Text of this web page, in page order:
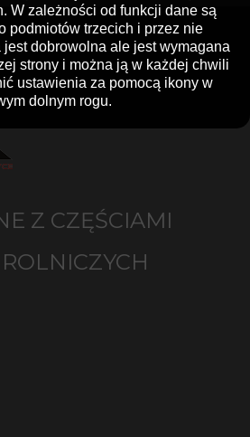
Z CZĘŚCIAMI
W zależności od funkcji dane są
podmiotów trzecich i przez nie
dobrowolna ale jest wymagana
strony i można ją w każdej chwili
ustawienia za pomocą ikony w
dolnym rogu.